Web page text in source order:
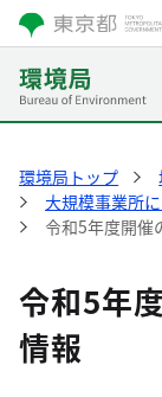
環境局トップ
大規模事業所
令和5年度開催
令和5年
情報